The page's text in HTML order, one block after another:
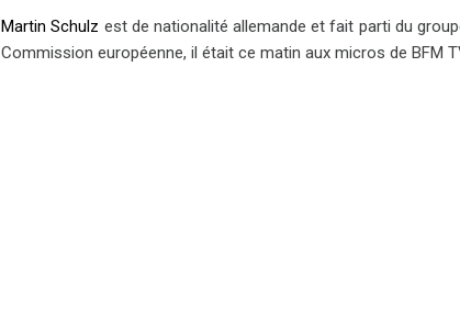
Martin Schulz est de nationalité allemande et fait parti du
Commission européenne, il était ce matin aux micros de BFM